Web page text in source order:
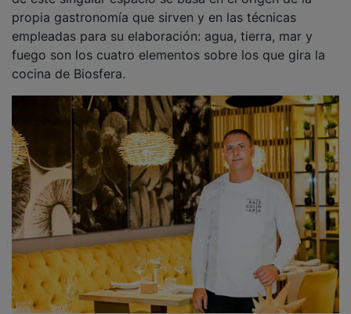
de este singular espacio se basa en el origen de la
propia gastronomía que sirven y en las técnicas
empleadas para su elaboración: agua, tierra, mar y
fuego son los cuatro elementos sobre los que gira la